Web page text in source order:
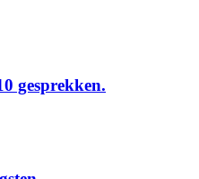
gesprekken.